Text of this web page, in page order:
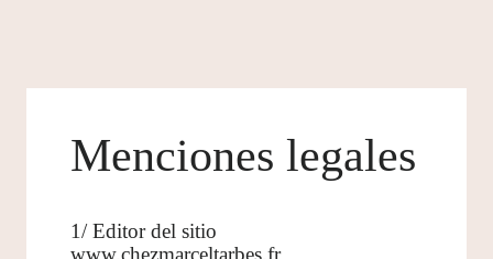
Menciones legales
1/ Editor del sitio
www.chezmarceltarbes.fr